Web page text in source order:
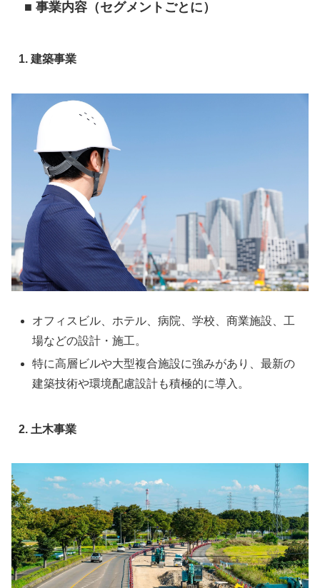
■ 事業内容（セグメントごとに）
1. 建築事業
オフィスビル、ホテル、病院、学校、商業施設、工
場などの設計・施工。
特に高層ビルや大型複合施設に強みがあり、最新の
建築技術や環境配慮設計も積極的に導入。
2. 土木事業